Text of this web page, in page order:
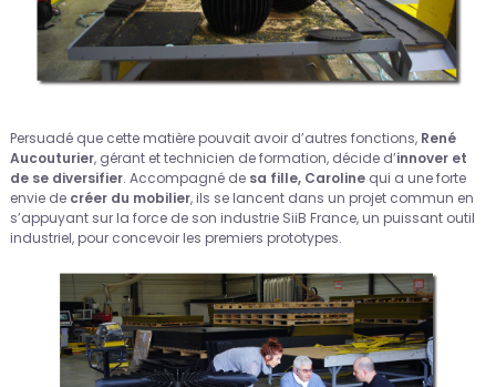
Persuadé que cette matière pouvait avoir d’autres fonctions, René
Aucouturier, gérant et technicien de formation, décide d’innover et
de se diversifier. Accompagné de sa fille, Caroline qui a une forte
envie de créer du mobilier, ils se lancent dans un projet commun en
s’appuyant sur la force de son industrie SiiB France, un puissant outil
industriel, pour concevoir les premiers prototypes.